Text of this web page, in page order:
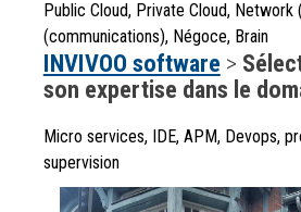
Public Cloud, Private Cloud, Network
(communications), Négoce, Brain
INVIVOO software >
son expertise dans le
Micro services, IDE, APM, Devops,
supervision